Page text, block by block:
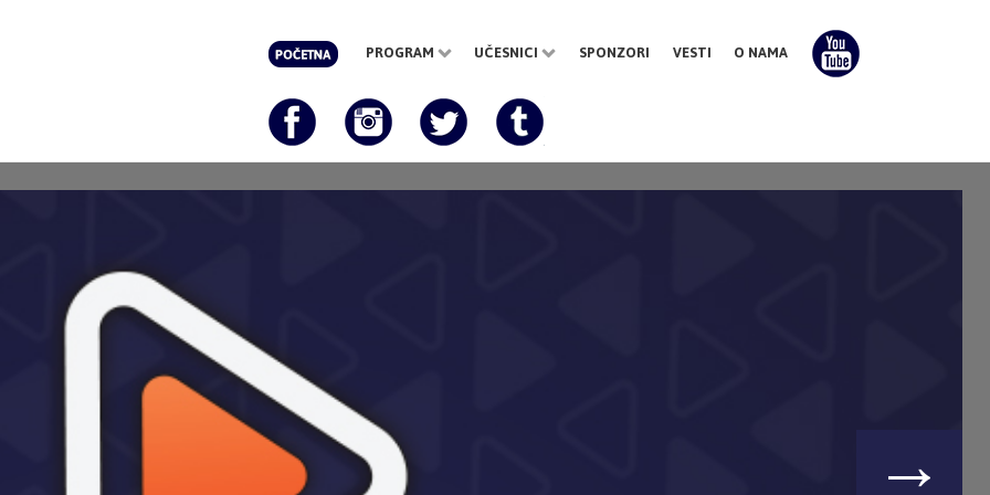
PROGRAM UČESNICI SPONZORI VESTI O NAMA
→